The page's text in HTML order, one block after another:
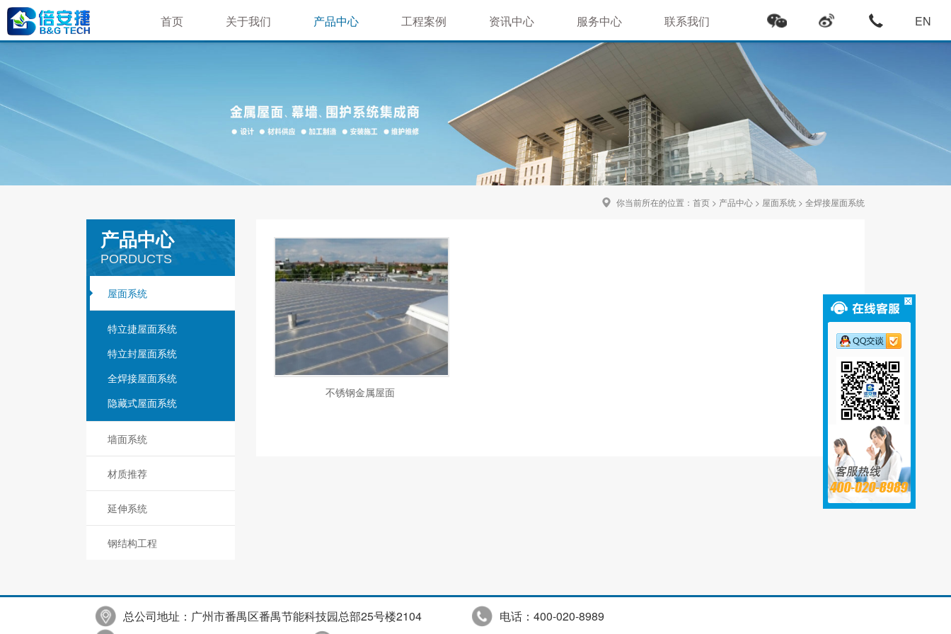
首页 关于我们
企业相册
就业机会
产品中心
延伸系统
钢结构工程
工程案例
房地产景观
资讯中心
行业新闻
服务中心
售后服务
联系我们 EN
你当前所在的位置： 首页 > 产品中心 > 屋面系统 > 全焊接屋面系统
产品中心
PORDUCTS
屋面系统
特立捷屋面系统
特立封屋面系统
全焊接屋面系统
隐藏式屋面系统
墙面系统
材质推荐
延伸系统
钢结构工程
不锈钢金属屋面
总公司地址：广州市番禺区番禺节能科技园总部25号楼2104
电话：400-020-8989